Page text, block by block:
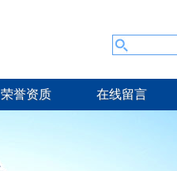
荣誉资质 在线留言